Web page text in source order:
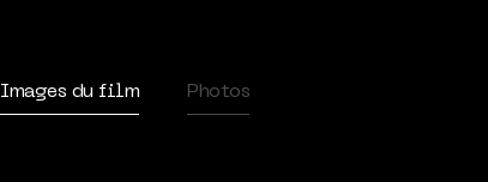
Images du film Photos